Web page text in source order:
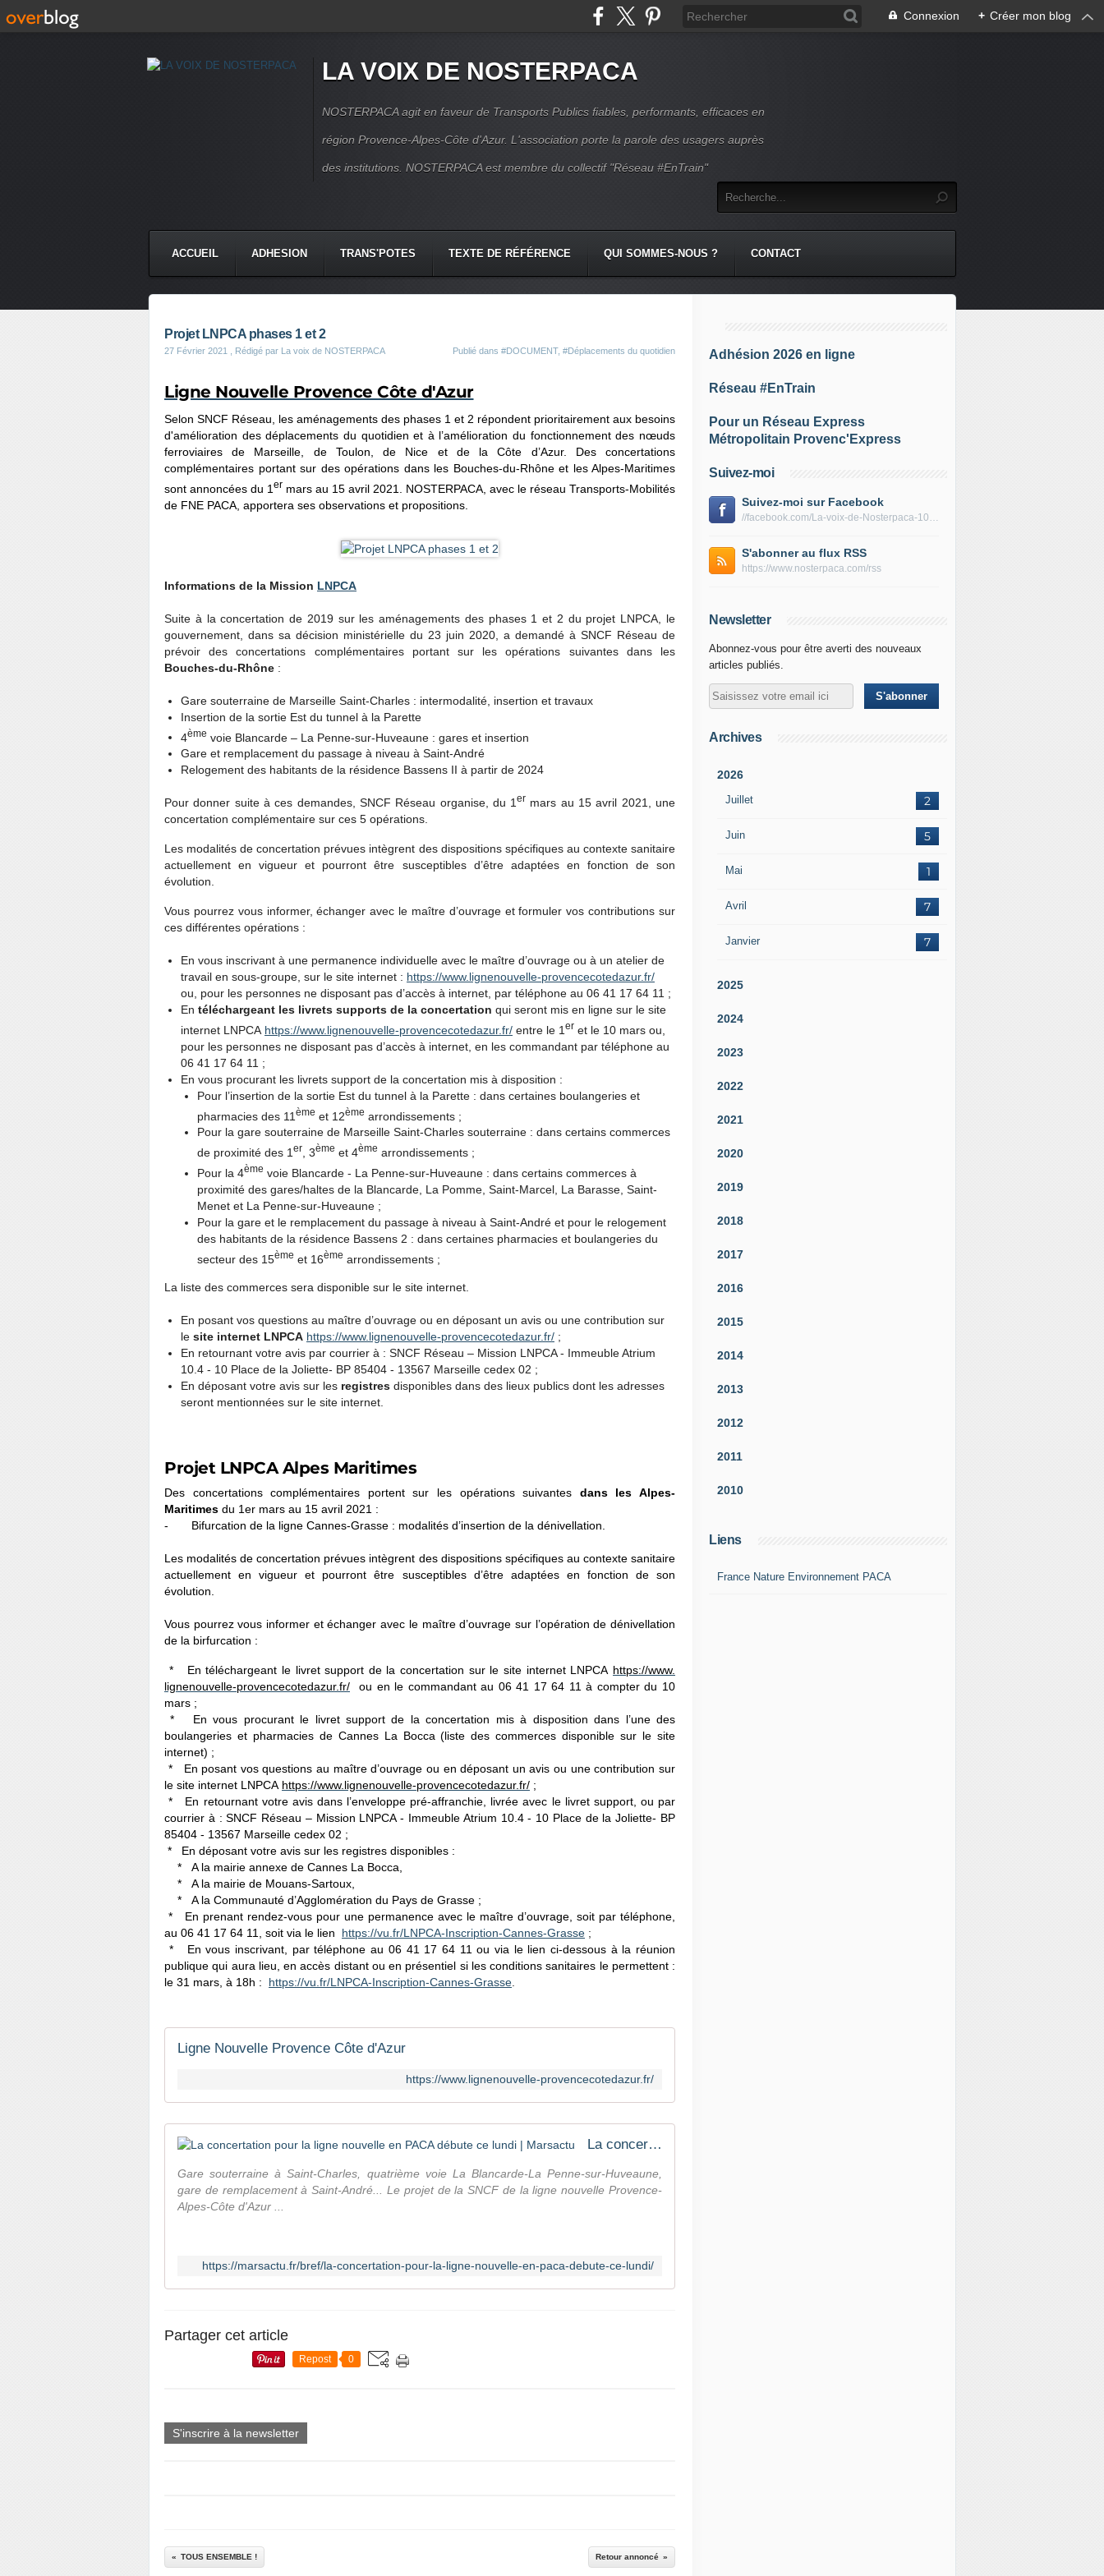
Connexion + Créer mon blog
LA VOIX DE NOSTERPACA
NOSTERPACA agit en faveur de Transports Publics fiables, performants, efficaces en
région Provence-Alpes-Côte d'Azur. L'association porte la parole des usagers auprès
des institutions. NOSTERPACA est membre du collectif "Réseau #EnTrain"
ACCUEIL ADHESION TRANS'POTES TEXTE DE RÉFÉRENCE QUI SOMMES-NOUS ? CONTACT
Projet LNPCA phases 1 et 2
27 Février 2021 , Rédigé par La voix de NOSTERPACA Publié dans #DOCUMENT, #Déplacements du quotidien
Ligne Nouvelle Provence Côte d'Azur
Selon SNCF Réseau, les aménagements des phases 1 et 2 répondent prioritairement aux besoins
d'amélioration des déplacements du quotidien et à l’amélioration du fonctionnement des nœuds
ferroviaires de Marseille, de Toulon, de Nice et de la Côte d’Azur. Des concertations
complémentaires portant sur des opérations dans les Bouches-du-Rhône et les Alpes-Maritimes
sont annoncées du 1 er mars au 15 avril 2021. NOSTERPACA, avec le réseau Transports-Mobilités
de FNE PACA, apportera ses observations et propositions.
Informations de la Mission LNPCA
Suite à la concertation de 2019 sur les aménagements des phases 1 et 2 du projet LNPCA, le
gouvernement, dans sa décision ministérielle du 23 juin 2020, a demandé à SNCF Réseau de
prévoir des concertations complémentaires portant sur les opérations suivantes dans les
Bouches-du-Rhône :
Gare souterraine de Marseille Saint-Charles : intermodalité, insertion et travaux
Insertion de la sortie Est du tunnel à la Parette
4ème voie Blancarde – La Penne-sur-Huveaune : gares et insertion
Gare et remplacement du passage à niveau à Saint-André
Relogement des habitants de la résidence Bassens II à partir de 2024
Pour donner suite à ces demandes, SNCF Réseau organise, du 1er mars au 15 avril 2021, une
concertation complémentaire sur ces 5 opérations.
Les modalités de concertation prévues intègrent des dispositions spécifiques au contexte sanitaire
actuellement en vigueur et pourront être susceptibles d’être adaptées en fonction de son
évolution.
Vous pourrez vous informer, échanger avec le maître d’ouvrage et formuler vos contributions sur
ces différentes opérations :
En vous inscrivant à une permanence individuelle avec le maître d’ouvrage ou à un atelier de
travail en sous-groupe, sur le site internet : https://www.lignenouvelle-provencecotedazur.fr/
ou, pour les personnes ne disposant pas d’accès à internet, par téléphone au 06 41 17 64 11 ;
En téléchargeant les livrets supports de la concertation qui seront mis en ligne sur le site
internet LNPCA https://www. lignenouvelle-provencecotedazur.fr/ entre le 1 er et le 10 mars ou,
pour les personnes ne disposant pas d’accès à internet, en les commandant par téléphone au
06 41 17 64 11 ;
En vous procurant les livrets support de la concertation mis à disposition :
Pour l’insertion de la sortie Est du tunnel à la Parette : dans certaines boulangeries et
pharmacies des 11 ème et 12ème arrondissements ;
Pour la gare souterraine de Marseille Saint-Charles souterraine : dans certains commerces
de proximité des 1 er , 3ème et 4ème arrondissements ;
Pour la 4ème voie Blancarde - La Penne-sur-Huveaune : dans certains commerces à
proximité des gares/haltes de la Blancarde, La Pomme, Saint-Marcel, La Barasse, Saint-
Menet et La Penne-sur-Huveaune ;
Pour la gare et le remplacement du passage à niveau à Saint-André et pour le relogement
des habitants de la résidence Bassens 2 : dans certaines pharmacies et boulangeries du
secteur des 15ème et 16ème arrondissements ;
La liste des commerces sera disponible sur le site internet.
En posant vos questions au maître d’ouvrage ou en déposant un avis ou une contribution sur
le site internet LNPCA https://www.lignenouvelle-provencecotedazur.fr/ ;
En retournant votre avis par courrier à : SNCF Réseau – Mission LNPCA - Immeuble Atrium
10.4 - 10 Place de la Joliette- BP 85404 - 13567 Marseille cedex 02 ;
En déposant votre avis sur les registres disponibles dans des lieux publics dont les adresses
seront mentionnées sur le site internet.
Projet LNPCA Alpes Maritimes
Des concertations complémentaires portent sur les opérations suivantes dans les Alpes-
Maritimes du 1er mars au 15 avril 2021 :
- Bifurcation de la ligne Cannes-Grasse : modalités d’insertion de la dénivellation.
Les modalités de concertation prévues intègrent des dispositions spécifiques au contexte sanitaire
actuellement en vigueur et pourront être susceptibles d’être adaptées en fonction de son
évolution.
Vous pourrez vous informer et échanger avec le maître d’ouvrage sur l’opération de dénivellation
de la birfurcation :
* En téléchargeant le livret support de la concertation sur le site internet LNPCA https://www.
lignenouvelle-provencecotedazur.fr/ ou en le commandant au 06 41 17 64 11 à compter du 10
mars ;
* En vous procurant le livret support de la concertation mis à disposition dans l’une des
boulangeries et pharmacies de Cannes La Bocca (liste des commerces disponible sur le site
internet) ;
* En posant vos questions au maître d’ouvrage ou en déposant un avis ou une contribution sur
le site internet LNPCA https://www.lignenouvelle-provencecotedazur.fr/ ;
* En retournant votre avis dans l’enveloppe pré-affranchie, livrée avec le livret support, ou par
courrier à : SNCF Réseau – Mission LNPCA - Immeuble Atrium 10.4 - 10 Place de la Joliette- BP
85404 - 13567 Marseille cedex 02 ;
* En déposant votre avis sur les registres disponibles :
* A la mairie annexe de Cannes La Bocca,
* A la mairie de Mouans-Sartoux,
* A la Communauté d’Agglomération du Pays de Grasse ;
* En prenant rendez-vous pour une permanence avec le maître d’ouvrage, soit par téléphone,
au 06 41 17 64 11, soit via le lien
https://vu.fr/LNPCA-Inscription-Cannes-Grasse ;
* En vous inscrivant, par téléphone au 06 41 17 64 11 ou via le lien ci-dessous à la réunion
publique qui aura lieu, en accès distant ou en présentiel si les conditions sanitaires le permettent :
le 31 mars, à 18h :
https://vu.fr/LNPCA-Inscription-Cannes-Grasse.
Ligne Nouvelle Provence Côte d'Azur
https://www.lignenouvelle-provencecotedazur.fr/
La concertation pour la ligne nouvelle en PACA débute ce lundi | Marsactu
Gare souterraine à Saint-Charles, quatrième voie La Blancarde-La Penne-sur-Huveaune,
gare de remplacement à Saint-André... Le projet de la SNCF de la ligne nouvelle Provence-
Alpes-Côte d'Azur ...
https://marsactu.fr/bref/la-concertation-pour-la-ligne-nouvelle-en-paca-debute-ce-lundi/
Partager cet article
Repost 0
S'inscrire à la newsletter
TOUS ENSEMBLE ! Retour annoncé
Adhésion 2026 en ligne
Réseau #EnTrain
Pour un Réseau Express
Métropolitain Provenc'Express
Suivez-moi
Suivez-moi sur Facebook
//facebook.com/La-voix-de-Nosterpaca-106434384284735
S'abonner au flux RSS
https://www.nosterpaca.com/rss
Newsletter
Abonnez-vous pour être averti des nouveaux
articles publiés.
Archives
2026
Juillet 2
Juin 5
Mai 1
Avril 7
Janvier 7
2025
2024
2023
2022
2021
2020
2019
2018
2017
2016
2015
2014
2013
2012
2011
2010
Liens
France Nature Environnement PACA